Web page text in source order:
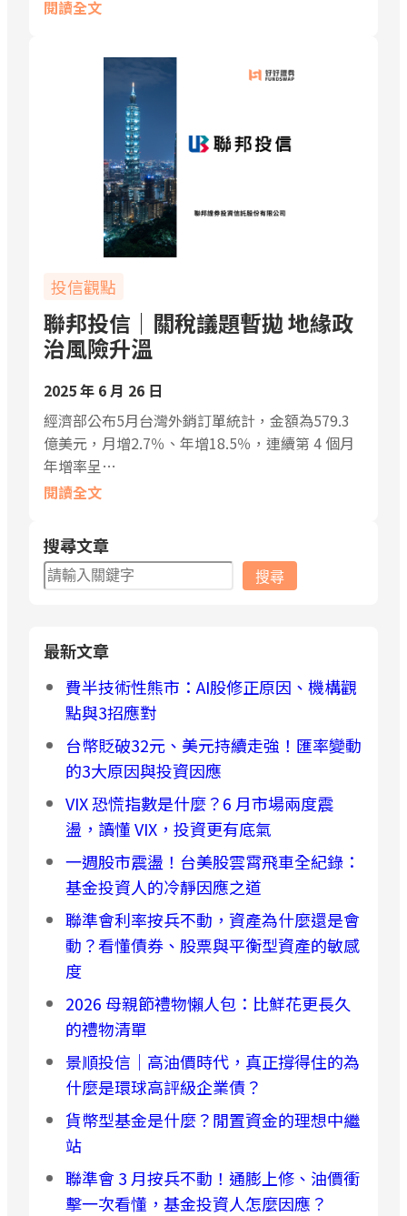
閱讀全文
投信觀點
聯邦投信｜關稅議題暫拋 地緣政
治風險升溫
2025 年 6 月 26 日
經濟部公布5月台灣外銷訂單統計，金額為579.3
億美元，月增2.7％、年增18.5％，連續第 4 個月
年增率呈…
閱讀全文
搜尋文章
搜
尋
搜尋
最新文章
費半技術性熊市：AI股修正原因、機構觀
點與3招應對
台幣貶破32元、美元持續走強！匯率變動
的3大原因與投資因應
VIX 恐慌指數是什麼？6 月市場兩度震
盪，讀懂 VIX，投資更有底氣
一週股市震盪！台美股雲霄飛車全紀錄：
基金投資人的冷靜因應之道
聯準會利率按兵不動，資產為什麼還是會
動？看懂債券、股票與平衡型資產的敏感
度
2026 母親節禮物懶人包：比鮮花更長久
的禮物清單
景順投信｜高油價時代，真正撐得住的為
什麼是環球高評級企業債？
貨幣型基金是什麼？閒置資金的理想中繼
站
聯準會 3 月按兵不動！通膨上修、油價衝
擊一次看懂，基金投資人怎麼因應？